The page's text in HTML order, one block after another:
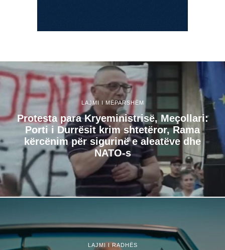
LAJMI I MËPARSHËM
Protesta para Kryeministrisë, Meçollari:
Porti i Durrësit krim shtetëror, Rama
kërcënim për sigurinë e aleatëve dhe
NATO-s
LAJMI I RADHËS